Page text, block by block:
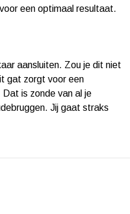
een optimaal resultaat.
aansluiten. Zou je dit niet
gat zorgt voor een
is zonde van al je
Jij gaat straks